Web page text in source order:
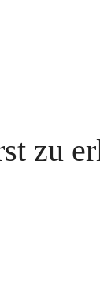
zu